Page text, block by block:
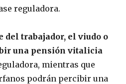
reguladora.
del trabajador, el viudo o
una pensión vitalicia
mientras que
podrán percibir una